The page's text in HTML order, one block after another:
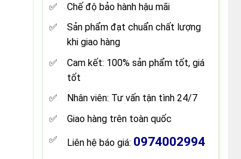
Chế độ bảo hành hậu mãi
Sản phẩm đạt chuẩn chất lượng
khi giao hàng
Cam kết: 100% sản phẩm tốt, giá
tốt
Nhân viên: Tư vấn tận tình 24/7
Giao hàng trên toàn quốc
Liên hệ báo giá: 0974002994